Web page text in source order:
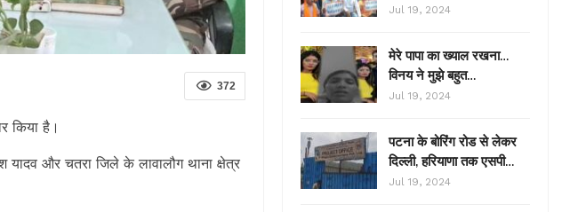
372
किया है।
यादव और चतरा जिले के लावालौग थाना क्षेत्र
Jul 19, 2024
मेरे पापा का ख्याल रखना…
विनय ने मुझे बहुत…
Jul 19, 2024
पटना के बोरिंग रोड से लेकर
दिल्ली, हरियाणा तक एसपी…
Jul 19, 2024